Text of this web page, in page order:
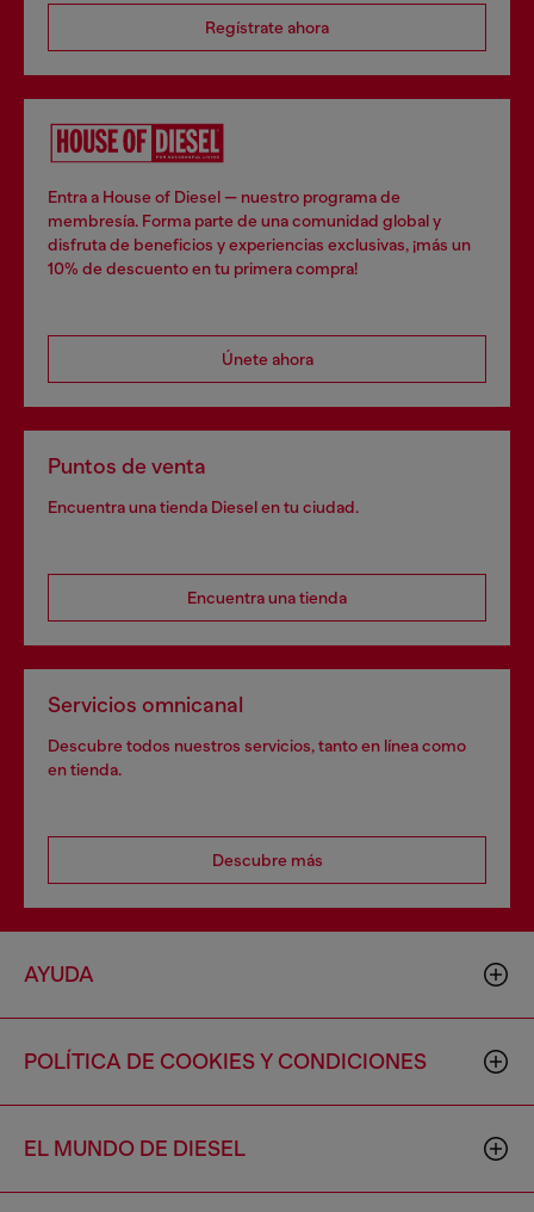
Regístrate ahora
Entra a House of Diesel — nuestro programa de
membresía. Forma parte de una comunidad global y
disfruta de beneficios y experiencias exclusivas, ¡más un
10% de descuento en tu primera compra!
Únete ahora
Puntos de venta
Encuentra una tienda Diesel en tu ciudad.
Encuentra una tienda
Servicios omnicanal
Descubre todos nuestros servicios, tanto en línea como
en tienda.
Descubre más
AYUDA
POLÍTICA DE COOKIES Y CONDICIONES
EL MUNDO DE DIESEL